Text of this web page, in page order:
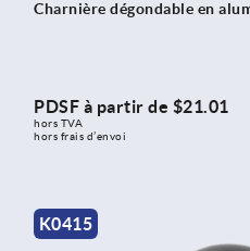
Charnière dégondable en
PDSF à partir de $21.01
hors TVA
hors frais d’envoi
K0415